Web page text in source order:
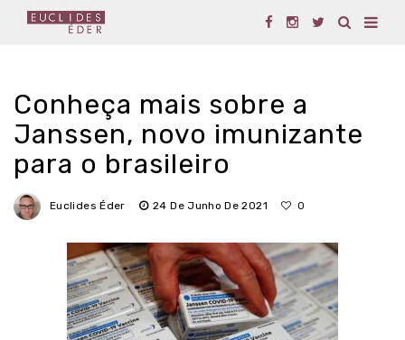
Conheça mais sobre a
Janssen, novo imunizante
para o brasileiro
Euclides Éder 24 De Junho De 2021 0